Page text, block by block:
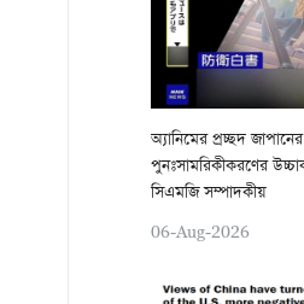
অ্যানিমের প্রচ্ছদ
পুনঃসামরিকীকরণের
সিএমজি সম্পাদকীয়
06-Aug-2026